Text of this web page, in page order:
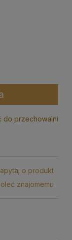
do przechowalni
o produkt
znajomemu